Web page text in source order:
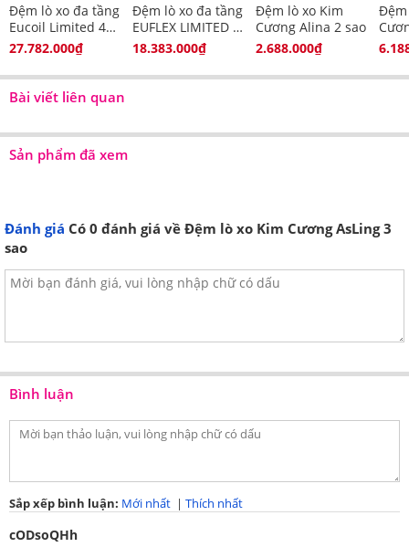
Đệm lò xo đa tầng
Eucoil Limited 4
viền
27.782.000₫
Đệm lò xo đa tầng
EUFLEX LIMITED 3
viền
18.383.000₫
Đệm lò xo Kim
Cương Alina 2 sao
2.688.000₫
Max
Bài viết liên quan
Sản phẩm đã xem
Đánh giá Có 0 đánh giá về Đệm lò xo Kim Cương AsLing 3
sao
Bình luận
Sắp xếp bình luận: Mới nhất | Thích nhất
cODsoQHh